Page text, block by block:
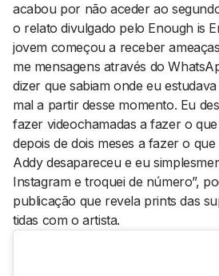
acabou por não aceder ao
o relato divulgado pelo Enough is
jovem começou a receber
me mensagens através do
dizer que sabiam onde eu
mal a partir desse momento. Eu
fazer videochamadas a fazer o
depois de dois meses a fazer o
Addy desapareceu e eu
Instagram e troquei de número”,
publicação que revela prints das
tidas com o artista.